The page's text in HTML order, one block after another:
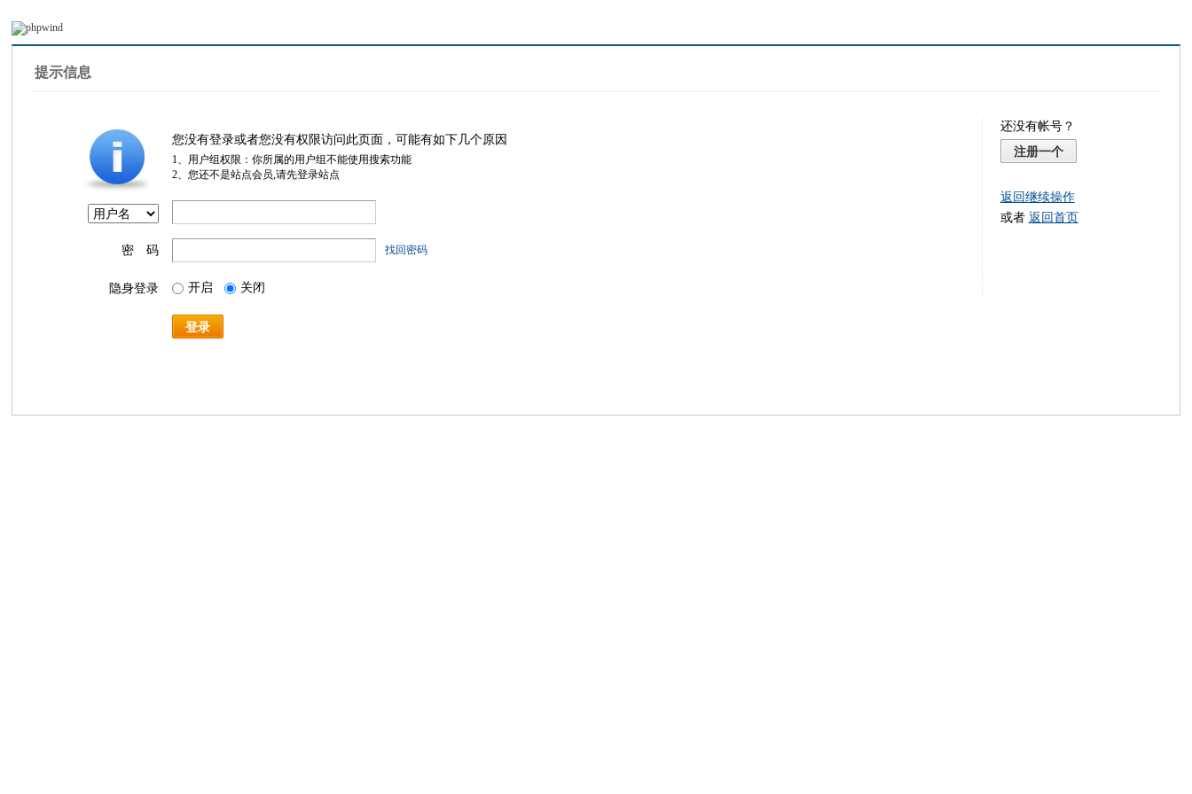
提示信息
您没有登录或者您没有权限访问此页面，可能有如下几个原因
1、用户组权限：你所属的用户组不能使用搜索功能
2、您还不是站点会员,请先登录站点
密 码 找回密码
隐身登录 开启 关闭
登录
还没有帐号？
注册一个
返回继续操作
或者 返回首页